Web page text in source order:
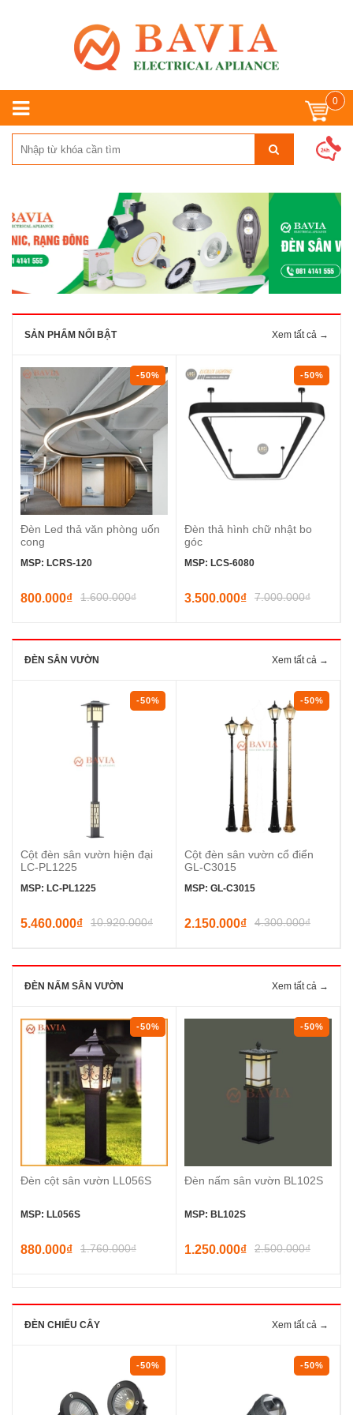
0
SẢN PHẨM NỔI BẬT Xem tất cả →
-50%
Đèn Led thả văn phòng uốn
cong
MSP: LCRS-120
800.000₫ 1.600.000₫
-50%
Đèn thả hình chữ nhật bo
góc
MSP: LCS-6080
3.500.000₫ 7.000.000₫
ĐÈN SÂN VƯỜN Xem tất cả →
-50%
Cột đèn sân vườn hiện đại
LC-PL1225
MSP: LC-PL1225
5.460.000₫ 10.920.000₫
-50%
Cột đèn sân vườn cổ điển
GL-C3015
MSP: GL-C3015
2.150.000₫ 4.300.000₫
ĐÈN NẤM SÂN VƯỜN Xem tất cả →
-50%
Đèn cột sân vườn LL056S
MSP: LL056S
880.000₫ 1.760.000₫
-50%
Đèn nấm sân vườn BL102S
MSP: BL102S
1.250.000₫ 2.500.000₫
ĐÈN CHIẾU CÂY Xem tất cả →
-50% -50%